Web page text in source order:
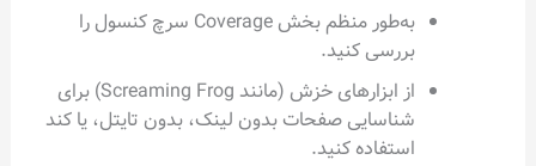
به‌طور منظم بخش Coverage سرچ کنسول را
بررسی کنید.
از ابزارهای خزش (مانند Screaming Frog) برای
شناسایی صفحات بدون لینک، بدون تایتل، یا کند
استفاده کنید.